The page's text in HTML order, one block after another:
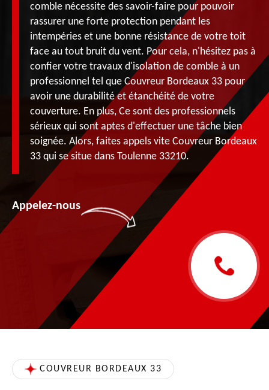
comble nécessite des savoir-faire pour pouvoir
rassurer une forte protection pendant les
intempéries et une bonne résistance de votre toit
face au tout bruit du vent. Pour cela, n'hésitez pas à
confier votre travaux d'isolation de comble à un
professionnel tel que Couvreur Bordeaux 33 pour
avoir une durabilité et étanchéité de votre
couverture. En plus, Ce sont des professionnels
sérieux qui sont aptes d'effectuer une tâche bien
soignée. Alors, faites appels vite Couvreur Bordeaux
33 qui se situe dans Toulenne 33210.
Appelez-nous
COUVREUR BORDEAUX 33